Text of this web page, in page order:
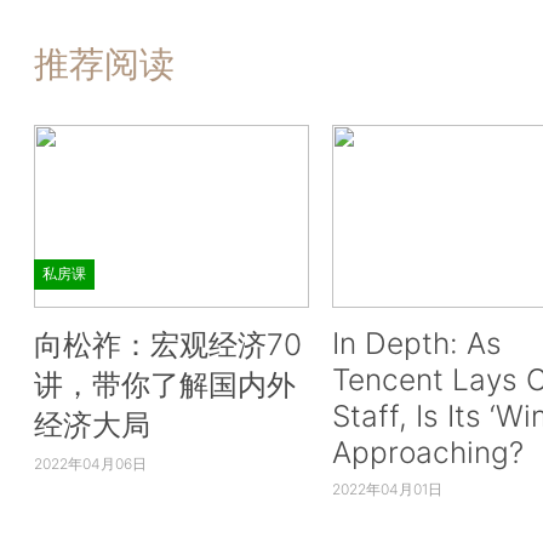
推荐阅读
私房课
向松祚：宏观经济70
讲，带你了解国内外
经济大局
2022年04月06日
In Depth: As
Tencent Lays
Staff, Is Its
Approaching?
2022年04月01日